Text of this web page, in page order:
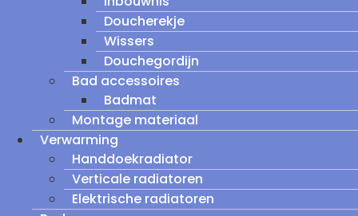
Doucherekje
Wissers
Douchegordijn
Bad accessoires
Badmat
Montage materiaal
Verwarming
Handdoekradiator
Verticale radiatoren
Elektrische radiatoren